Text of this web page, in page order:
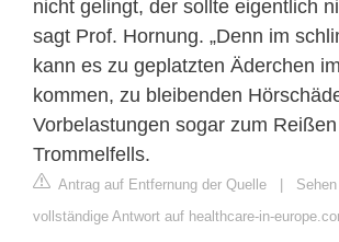
nicht gelingt, der sollte eigentlich
sagt Prof. Hornung. „Denn im
kann es zu geplatzten Äderchen
kommen, zu bleibenden
Vorbelastungen sogar zum
Trommelfells.
Antrag auf Entfernung der Quelle |
vollständige Antwort auf healthcare-in-